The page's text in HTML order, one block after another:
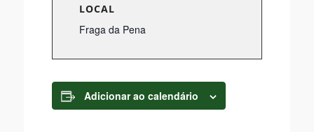
LOCAL
Fraga da Pena
Adicionar ao calendário